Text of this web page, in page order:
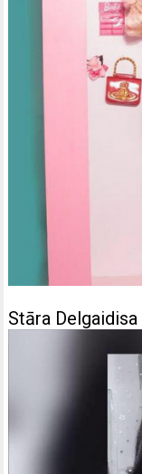
Stāra Delgaidisa